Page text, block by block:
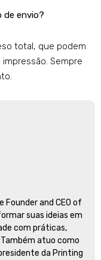
de envio?
total, que podem
Sempre
Founder and CEO of
suas ideias em
com práticas,
atuo como
da Printing